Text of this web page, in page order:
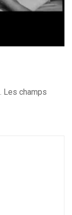
Les champs